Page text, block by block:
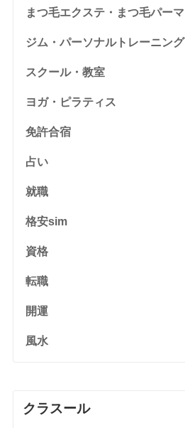
まつ毛エクステ・まつ毛パーマ
ジム・パーソナルトレーニング
スクール・教室
ヨガ・ピラティス
免許合宿
占い
就職
格安sim
資格
転職
開運
風水
クラスール